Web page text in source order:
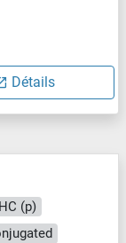
Détails
(p)